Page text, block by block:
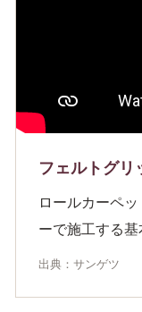
フェルトグリ
ロールカーペ
ーで施工する基
出典：サンゲツ